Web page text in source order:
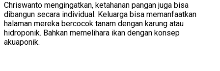
Chriswanto mengingatkan, ketahanan pangan juga bisa
dibangun secara individual. Keluarga bisa memanfaatkan
halaman mereka bercocok tanam dengan karung atau
hidroponik. Bahkan memelihara ikan dengan konsep
akuaponik.